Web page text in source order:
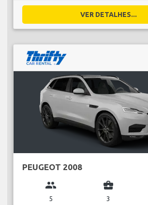
VER DETALHES...
PEUGEOT 2008
group
5
business_center
3